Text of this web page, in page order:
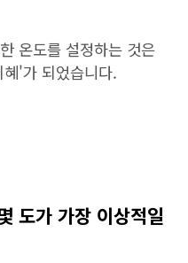
온도를 설정하는 것은
'가 되었습니다.
도가 가장 이상적일